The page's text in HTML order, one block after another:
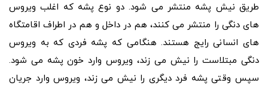
طریق نیش پشه منتشر می شود. دو نوع پشه که اغلب ویروس
های دنگی را منتشر می کنند، هم در داخل و هم در اطراف اقامتگاه
های انسانی رایج هستند. هنگامی که پشه فردی که به ویروس
دنگی مبتلاست را نیش می زند، ویروس وارد خون پشه می شود.
سپس وقتی پشه فرد دیگری را نیش می زند، ویروس وارد جریان